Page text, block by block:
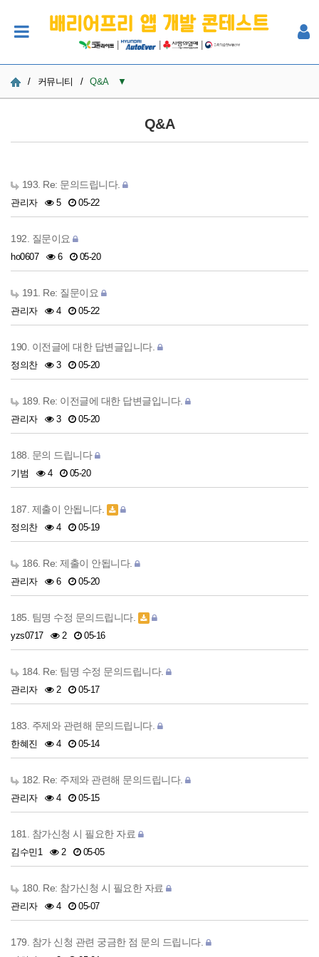
| | |
/ 커뮤니티 / Q&A ▼
사진
Q&A
193. Re: 문의드립니다.
관리자 5 05-22
192. 질문이요
ho0607 6 05-20
191. Re: 질문이요
관리자 4 05-22
190. 이전글에 대한 답변글입니다.
정의찬 3 05-20
189. Re: 이전글에 대한 답변글입니다.
관리자 3 05-20
188. 문의 드립니다
기범 4 05-20
187. 제출이 안됩니다.
정의찬 4 05-19
186. Re: 제출이 안됩니다.
관리자 6 05-20
185. 팀명 수정 문의드립니다.
yzs0717 2 05-16
184. Re: 팀명 수정 문의드립니다.
관리자 2 05-17
183. 주제와 관련해 문의드립니다.
한혜진 4 05-14
182. Re: 주제와 관련해 문의드립니다.
관리자 4 05-15
181. 참가신청 시 필요한 자료
김수민1 2 05-05
180. Re: 참가신청 시 필요한 자료
관리자 4 05-07
179. 참가 신청 관련 궁금한 점 문의 드립니다.